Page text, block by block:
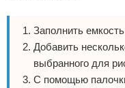
Заполнить
Добавить
выбранного для
С помощью